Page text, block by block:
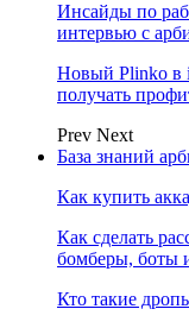
Инсайды по
интервью с
Новый Plinko в
получать
Prev Next
База знаний
Как купить
Как сделать
бомберы, боты
Кто такие